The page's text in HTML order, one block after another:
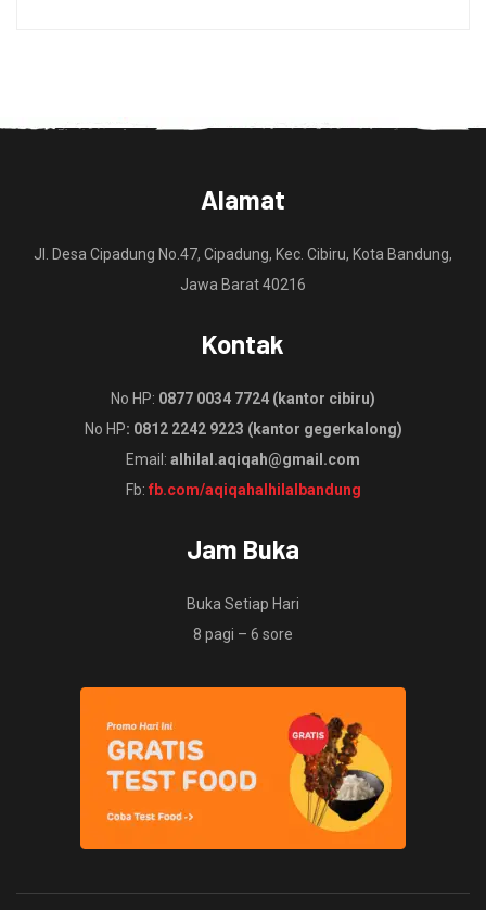
Alamat
Jl. Desa Cipadung No.47, Cipadung, Kec. Cibiru, Kota Bandung,
Jawa Barat 40216
Kontak
No HP: 0877 0034 7724 (kantor cibiru)
No HP: 0812 2242 9223 (kantor gegerkalong)
Email: alhilal.aqiqah@gmail.com
Fb: fb.com/aqiqahalhilalbandung
Jam Buka
Buka Setiap Hari
8 pagi – 6 sore